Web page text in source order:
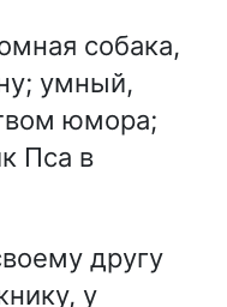
собака,
умный,
юмора;
Пса в
другу
у